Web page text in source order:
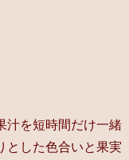
汁を短時間だけ一緒
とした色合いと果実